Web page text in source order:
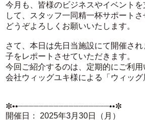
今月も、皆様のビジネスやイベント
して、スタッフ一同精一杯サポートさ
どうぞよろしくお願いいたします。
さて、本日は先日当施設にて開催さ
子をレポートさせていただきます。
今回ご紹介するのは、定期的にご利
会社ウィッグユキ様による「ウィッグ
✼••┈┈┈┈┈┈┈┈┈┈┈┈┈┈┈┈┈┈••✼
開催日： 2025年3月30日（月）